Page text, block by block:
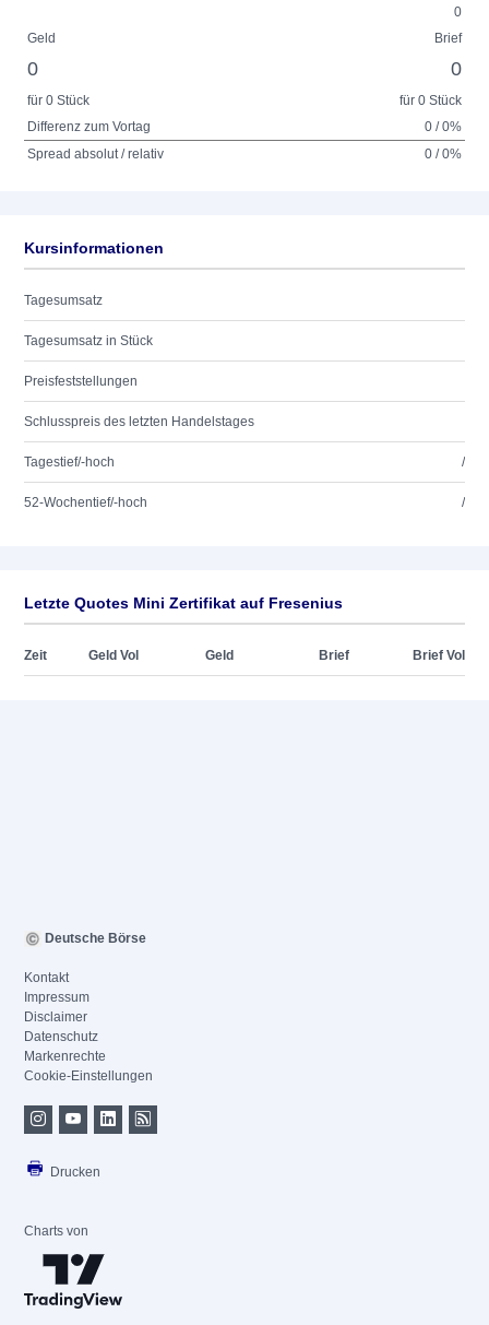
0
Geld
Brief
0 0
für 0 Stück
für 0 Stück
Differenz zum Vortag
0 / 0%
Spread absolut / relativ
0 / 0%
Kursinformationen
Tagesumsatz
Tagesumsatz in Stück
Preisfeststellungen
Schlusspreis des letzten Handelstages
Tagestief/-hoch /
52-Wochentief/-hoch /
Letzte Quotes Mini Zertifikat auf Fresenius
Zeit Geld Vol Geld Brief Brief Vol
Deutsche Börse
Kontakt
Impressum
Disclaimer
Datenschutz
Markenrechte
Cookie-Einstellungen
Drucken
Charts von